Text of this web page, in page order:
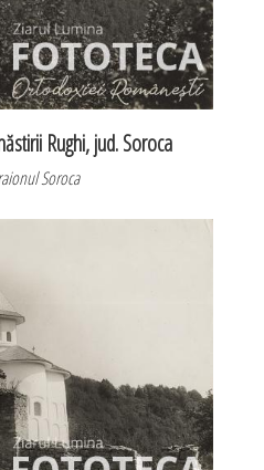
Rughi, jud. Soroca
Soroca